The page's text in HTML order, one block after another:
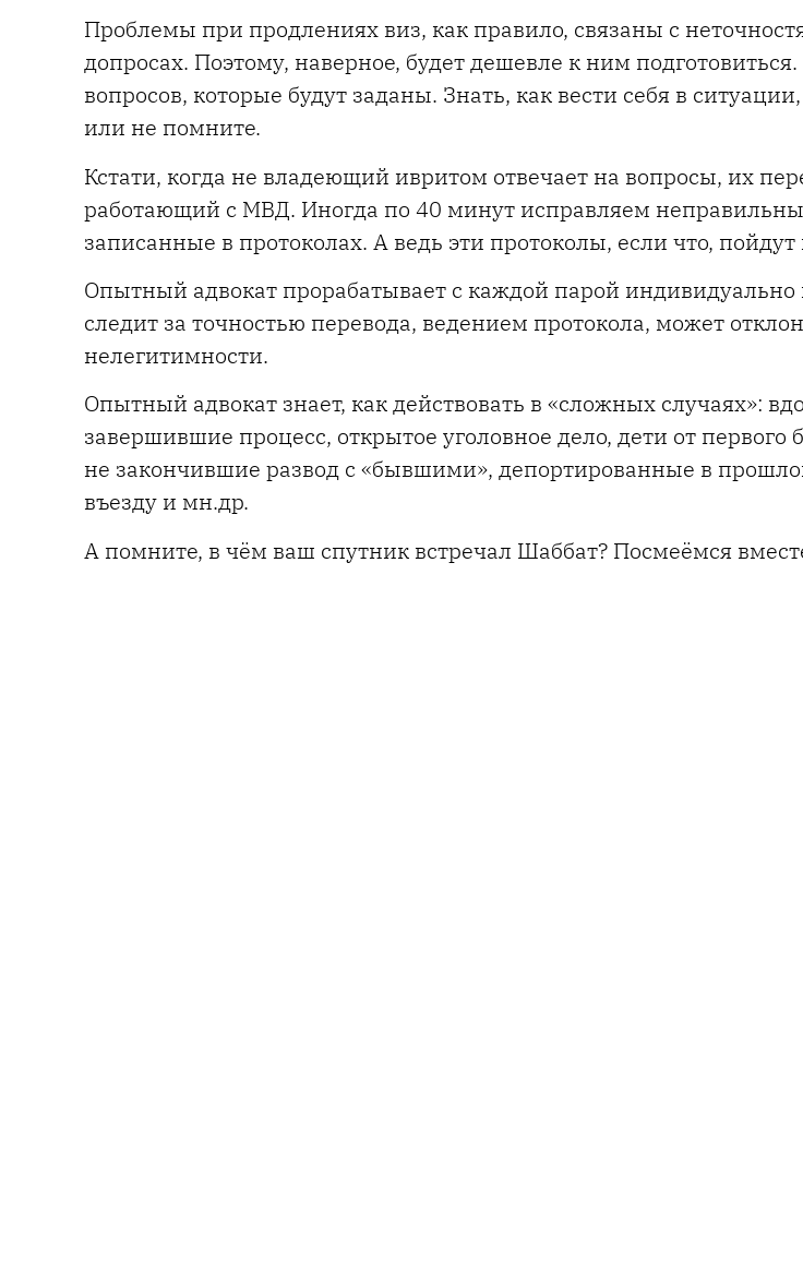
Проблемы при продлениях виз, как правило, связаны с
допросах. Поэтому, наверное, будет дешевле к ним
вопросов, которые будут заданы. Знать, как вести себя в
или не помните.
Кстати, когда не владеющий ивритом отвечает на вопросы, их
работающий с МВД. Иногда по 40 минут исправляем
записанные в протоколах. А ведь эти протоколы, если что, пойдут
Опытный адвокат прорабатывает с каждой парой индивидуально
следит за точностью перевода, ведением протокола, может
нелегитимности.
Опытный адвокат знает, как действовать в «сложных случаях»:
завершившие процесс, открытое уголовное дело, дети от
не закончившие развод с «бывшими», депортированные в
въезду и мн.др.
А помните, в чём ваш спутник встречал Шаббат? Посмеёмся